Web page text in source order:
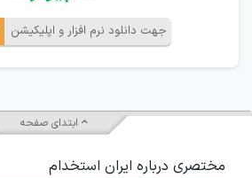
جهت دانلود نرم افزار و اپلیکیشن
ابتدای صفحه
مختصری درباره ایران استخدام